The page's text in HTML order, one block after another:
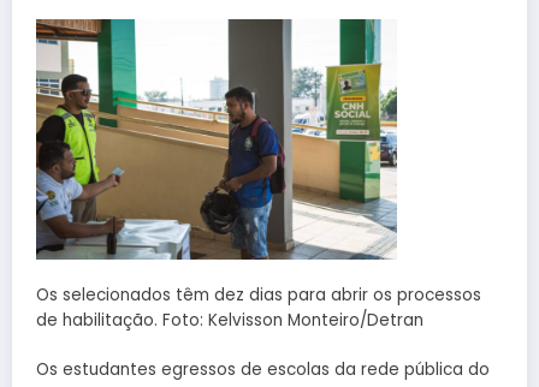
Os selecionados têm dez dias para abrir os processos
de habilitação. Foto: Kelvisson Monteiro/Detran
Os estudantes egressos de escolas da rede pública do